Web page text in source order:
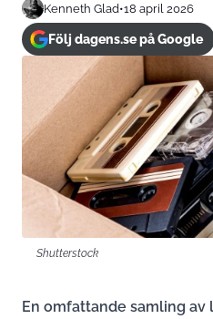
Kenneth Glad•18 april 2026
Följ dagens.se på Google
Shutterstock
En omfattande samling